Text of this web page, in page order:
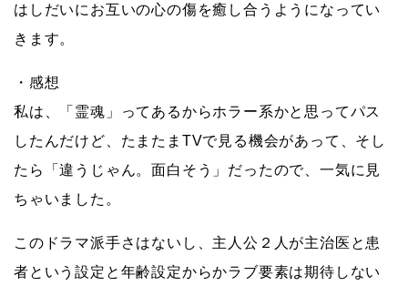
はしだいにお互いの心の傷を癒し合うようになってい
きます。
・感想
私は、「霊魂」ってあるからホラー系かと思ってパス
したんだけど、たまたまTVで見る機会があって、そし
たら「違うじゃん。面白そう」だったので、一気に見
ちゃいました。
このドラマ派手さはないし、主人公２人が主治医と患
者という設定と年齢設定からかラブ要素は期待しない